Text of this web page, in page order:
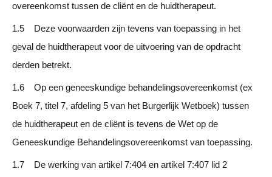
overeenkomst tussen de cliënt en de huidtherapeut.
1.5 Deze voorwaarden zijn tevens van toepassing in het
geval de huidtherapeut voor de uitvoering van de opdracht
derden betrekt.
1.6 Op een geneeskundige behandelingsovereenkomst (ex
Boek 7, titel 7, afdeling 5 van het Burgerlijk Wetboek) tussen
de huidtherapeut en de cliënt is tevens de Wet op de
Geneeskundige Behandelingsovereenkomst van toepassing.
1.7 De werking van artikel 7:404 en artikel 7:407 lid 2